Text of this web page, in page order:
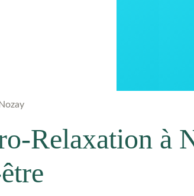
Relaxation à